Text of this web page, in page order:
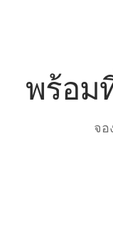
พร้อม
จอ